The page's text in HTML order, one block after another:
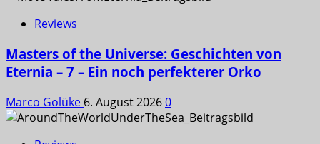
Reviews
Masters of the Universe: Geschichten von
Eternia – 7 – Ein noch perfekterer Orko
Marco Golüke 6. August 20260